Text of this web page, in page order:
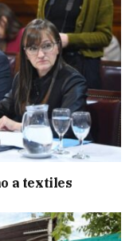
a textiles